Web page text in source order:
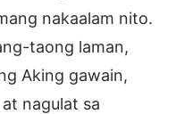
nakaalam nito.
taong laman,
Aking gawain,
nagulat sa